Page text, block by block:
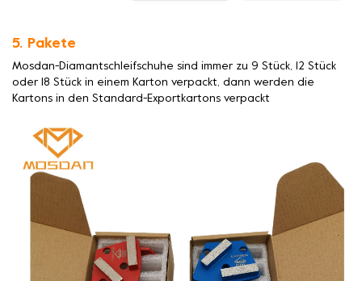
5. Pakete
Mosdan-Diamantschleifschuhe sind immer zu 9 Stück, 12 Stück
oder 18 Stück in einem Karton verpackt, dann werden die
Kartons in den Standard-Exportkartons verpackt